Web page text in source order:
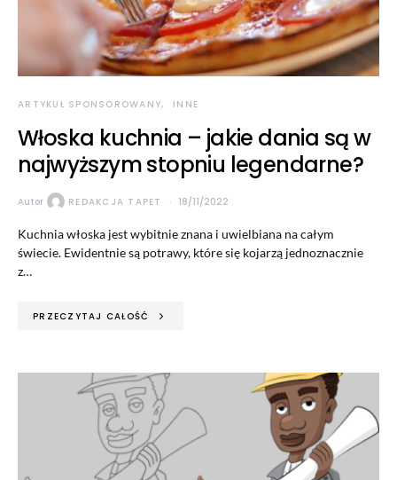
ARTYKUŁ SPONSOROWANY INNE
Włoska kuchnia – jakie dania są w
najwyższym stopniu legendarne?
Autor REDAKCJA TAPET 18/11/2022
Kuchnia włoska jest wybitnie znana i uwielbiana na całym
świecie. Ewidentnie są potrawy, które się kojarzą jednoznacznie
z…
PRZECZYTAJ CAŁOŚĆ